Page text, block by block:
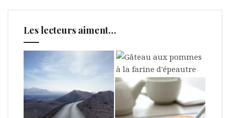
Les lecteurs aiment…